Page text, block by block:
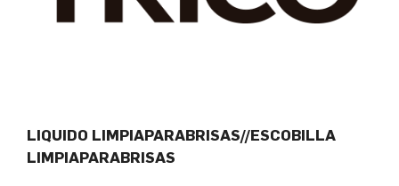
LIQUIDO LIMPIAPARABRISAS//ESCOBILLA
LIMPIAPARABRISAS